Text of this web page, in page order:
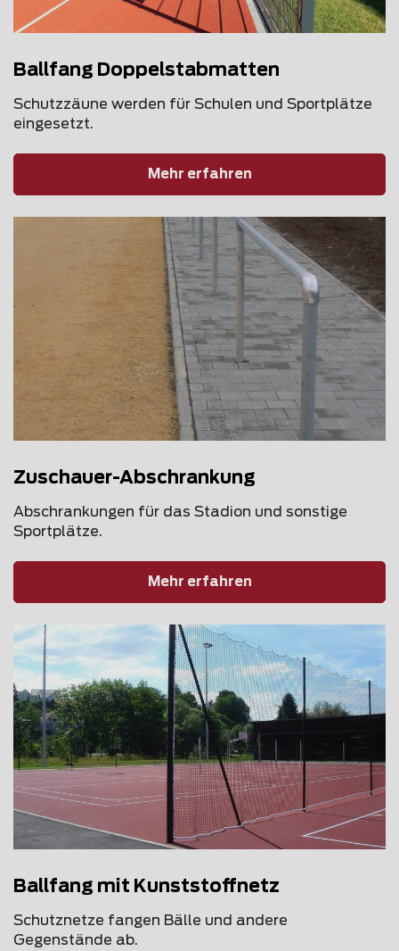
Ballfang Doppelstabmatten
Schutzzäune werden für Schulen und Sportplätze
eingesetzt.
Mehr erfahren
Zuschauer-Abschrankung
Abschrankungen für das Stadion und sonstige
Sportplätze.
Mehr erfahren
Ballfang mit Kunststoffnetz
Schutznetze fangen Bälle und andere
Gegenstände ab.